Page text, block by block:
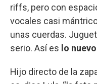
riffs, pero con
vocales casi
unas cuerdas.
serio. Así es lo
Hijo directo de la